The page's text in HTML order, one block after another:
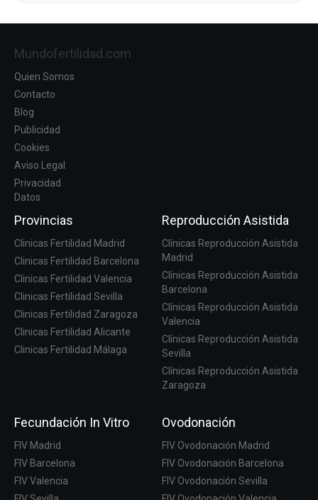
Mundofertilidad.com
Quien Somos
Contacto
Blog
Publicidad
Cookies
Aviso Legal
Privacidad
Datos
Provincias
Clinicas Fertilidad Madrid
Clinicas Fertilidad Barcelona
Clinicas Fertilidad Valencia
Clinicas Fertilidad Sevilla
Clinicas Fertilidad Zaragoza
Clinicas Fertilidad Alicante
Clinicas Fertilidad Málaga
Reproducción Asistida
Clínicas Reproducción Asistida
Madrid
Clínicas Reproducción Asistida
Barcelona
Clínicas Reproducción Asistida
Valencia
Clínicas Reproducción Asistida
Sevilla
Clínicas Reproducción Asistida
Zaragoza
Fecundación In Vitro
FIV Madrid
FIV Barcelona
FIV Valencia
Ovodonación
FIV Ovodonación Madrid
FIV Ovodonación Barcelona
FIV Ovodonación Sevilla